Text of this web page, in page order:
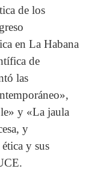
de los
en La Habana
de
las
y «La jaula
y
y sus